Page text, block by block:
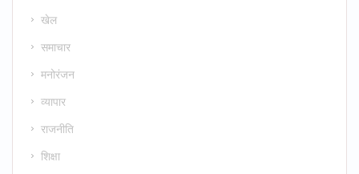
खेल
समाचार
मनोरंजन
व्यापार
राजनीति
शिक्षा